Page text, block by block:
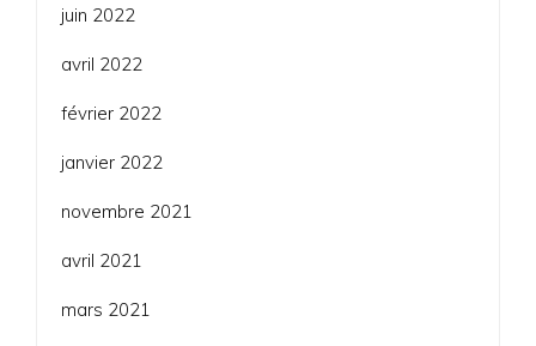
juin 2022
avril 2022
février 2022
janvier 2022
novembre 2021
avril 2021
mars 2021